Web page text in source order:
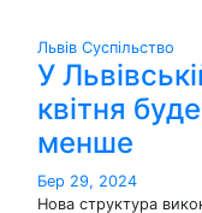
Львів Суспільство
У
квітня
менше
Бер 29, 2024
Нова структура